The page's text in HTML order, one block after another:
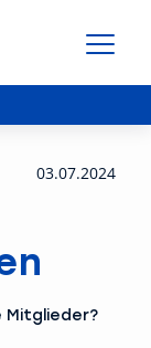
03.07.2024
Mitglieder?